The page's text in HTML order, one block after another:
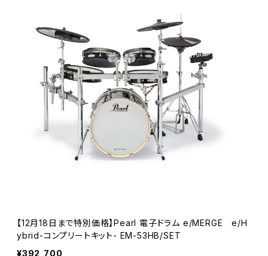
【12月18日まで特別価格】Pearl 電子ドラム e/MERGE e/H
ybrid-コンプリートキット- EM-53HB/SET
¥392,700